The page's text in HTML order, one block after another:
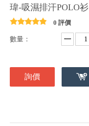
瑋-吸濕排汗POLO衫
0 評價
數量：
詢價